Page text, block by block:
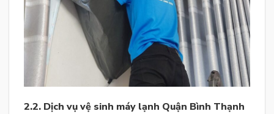
2.2. Dịch vụ vệ sinh máy lạnh Quận Bình Thạnh